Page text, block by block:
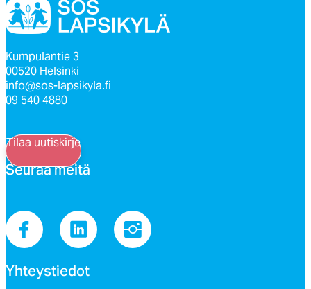
Kumpulantie 3
00520 Helsinki
info@sos-lapsikyla.fi
09 540 4880
Tilaa uutiskirje
Seu­raa mei­tä
Yh­teys­tie­dot